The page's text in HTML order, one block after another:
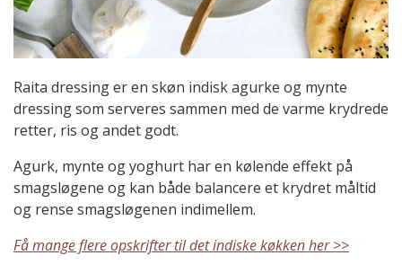
Raita dressing er en skøn indisk agurke og mynte
dressing som serveres sammen med de varme krydrede
retter, ris og andet godt.
Agurk, mynte og yoghurt har en kølende effekt på
smagsløgene og kan både balancere et krydret måltid
og rense smagsløgenen indimellem.
Få mange flere opskrifter til det indiske køkken her >>